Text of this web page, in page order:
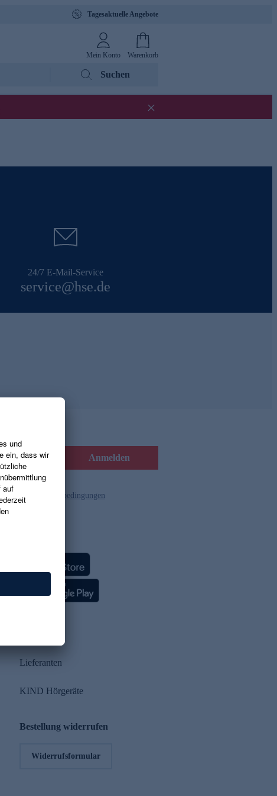
Tagesaktuelle Angebote
Mein Konto Warenkorb
Suchen
24/7 E-Mail-Service
service@hse.de
Anmelden
und die Gutscheinbedingungen
Lieferanten
KIND Hörgeräte
Bestellung widerrufen
Widerrufsformular